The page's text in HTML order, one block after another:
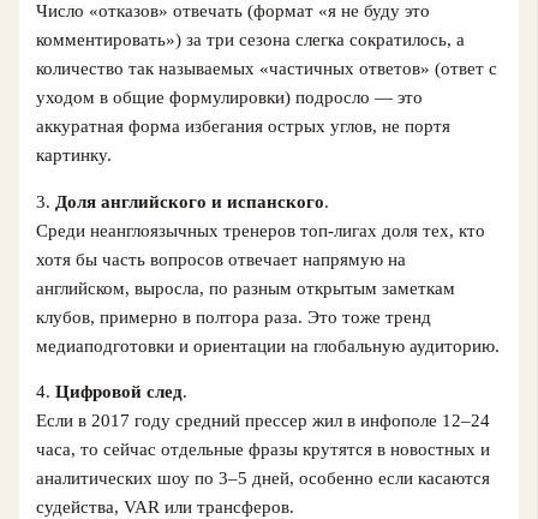
Число «отказов» отвечать (формат «я не буду это
комментировать») за три сезона слегка сократилось, а
количество так называемых «частичных ответов» (ответ с
уходом в общие формулировки) подросло — это
аккуратная форма избегания острых углов, не портя
картинку.
3. Доля английского и испанского.
Среди неанглоязычных тренеров топ‑лигах доля тех, кто
хотя бы часть вопросов отвечает напрямую на
английском, выросла, по разным открытым заметкам
клубов, примерно в полтора раза. Это тоже тренд
медиаподготовки и ориентации на глобальную аудиторию.
4.Цифровой след.
Если в 2017 году средний прессер жил в инфополе 12–24
часа, то сейчас отдельные фразы крутятся в новостных и
аналитических шоу по 3–5 дней, особенно если касаются
судейства, VAR или трансферов.